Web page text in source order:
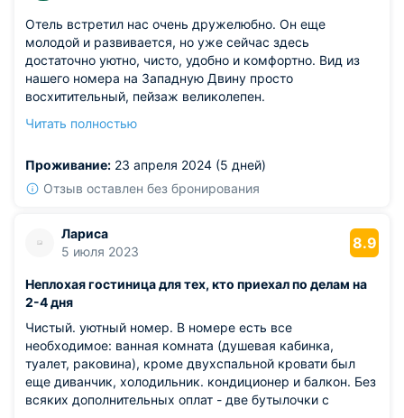
Отель встретил нас очень дружелюбно. Он еще
молодой и развивается, но уже сейчас здесь
достаточно уютно, чисто, удобно и комфортно. Вид из
нашего номера на Западную Двину просто
восхитительный, пейзаж великолепен.
замечаний. Было бы интереснее, если бы были
питанием заказы принимают заранее, но хотелось бы
иметь возможность прийти и выбрать что-то на месте.
Читать полностью
Проживание: 23 апреля 2024 (5 дней)
Отзыв оставлен без бронирования
Лариса
5 июля 2023
8.9
Неплохая гостиница для тех, кто приехал по делам на
2-4 дня
Чистый. уютный номер. В номере есть все
необходимое: ванная комната (душевая кабинка,
туалет, раковина), кроме двухспальной кровати был
еще диванчик, холодильник. кондиционер и балкон. Без
всяких дополнительных оплат - две бутылочки с